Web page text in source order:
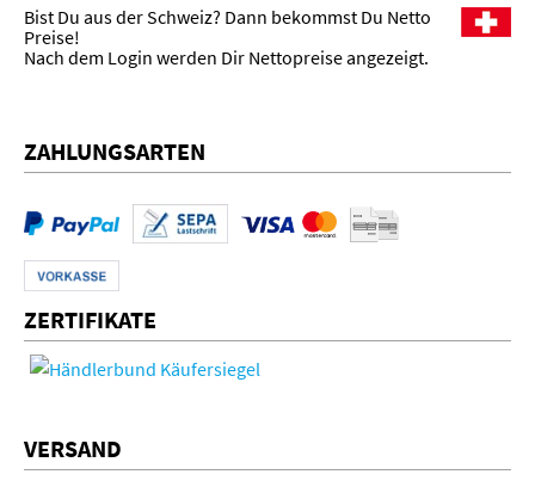
Bist Du aus der Schweiz? Dann bekommst Du Netto
Preise!
Nach dem Login werden Dir Nettopreise angezeigt.
ZAHLUNGSARTEN
ZERTIFIKATE
VERSAND